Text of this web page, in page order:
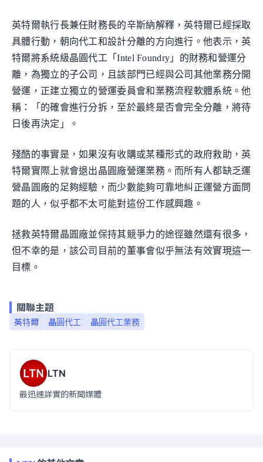
英特爾執行長兼任財務長的辛斯納解釋，英特爾已經採取
具體行動，朝向代工和設計分離的方向進行。他表示，英
特爾將系統級晶圓代工「Intel Foundry」的財務和營運分
離，為獨立的子公司，且該部門已經與公司其他業務分開
營運，正建立獨立的營運委員會和業務流程軟體系統。他
稱：「的確會進行分拆，至於最終是否會完全分離，將待
日後再決定」。
殘酷的事實是，如果沒有收購或某種形式的政府救助，英
特爾實際上就會退出晶圓廠營運業務。而所有人都缺乏運
營晶圓廠的足夠經驗，而少數能夠可靠地糾正運營方面問
題的人，似乎都不太可能對這份工作感興趣。
拯救英特爾晶圓廠並保持其競爭力的途徑雖然還有很多，
但不幸的是，該公司目前的董事會似乎無法有效實現這一
目標。
關聯主題
英特爾 晶圓代工 晶圓代工業務
LTN
最迅速詳實的新聞媒體